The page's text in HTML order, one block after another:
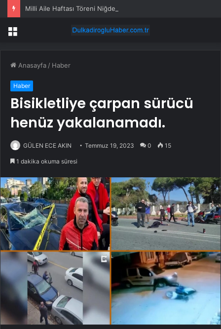
Milli Aile Haftası Töreni Niğde’de Düzenlendi
Menü
Anasayfa / Haber
Haber
Bisikletliye çarpan sürücü
henüz yakalanamadı.
GÜLEN ECE AKIN Temmuz 19, 2023 0 15
1 dakika okuma süresi